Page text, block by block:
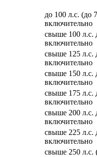
до 100 л.с. (до
включительно
свыше 100 л.с.
включительно
свыше 125 л.с.
включительно
свыше 150 л.с.
включительно
свыше 175 л.с.
включительно
свыше 200 л.с.
включительно
свыше 225 л.с.
включительно
свыше 250 л.с.